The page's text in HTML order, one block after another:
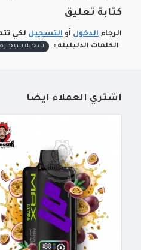
كتابة تعليق
الرجاء الدخول أو التسجيل لكي
الكلمات الدليليلة : سحبه
أشتري العملاء أيضاً